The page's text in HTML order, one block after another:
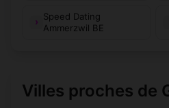
Speed Dating
Ammerzwil BE
Villes proches de